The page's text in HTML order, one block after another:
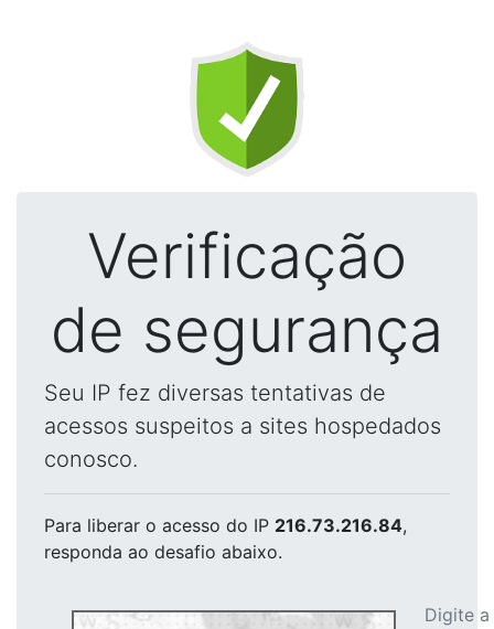
Verificação
de segurança
Seu IP fez diversas tentativas de
acessos suspeitos a sites hospedados
conosco.
Para liberar o acesso do IP 216.73.216.84,
responda ao desafio abaixo.
Digite